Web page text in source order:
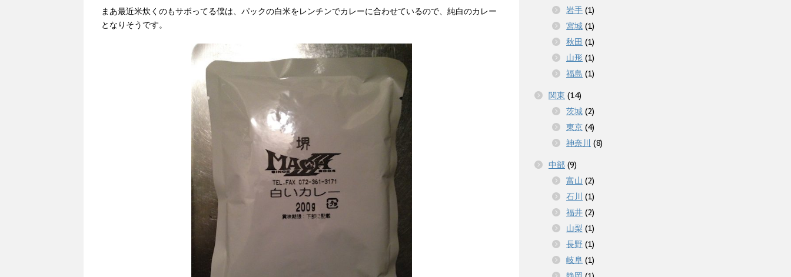
まあ最近米炊くのもサボってる僕は、パックの白米をレンチンでカレーに合わせているので、純白のカレー
となりそうです。
岩手 (1)
宮城 (1)
秋田 (1)
山形 (1)
福島 (1)
関東 (14)
茨城 (2)
東京 (4)
神奈川 (8)
中部 (9)
富山 (2)
石川 (1)
福井 (2)
山梨 (1)
長野 (1)
岐阜 (1)